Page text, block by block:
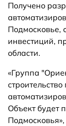
Получено
Подмосковье,
инвестиций,
области.
«Группа
Объект будет